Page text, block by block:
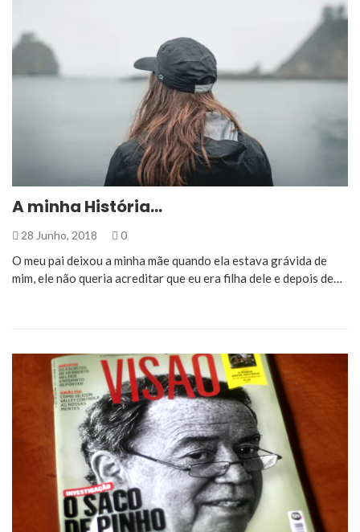
A minha História…
28 Junho, 2018 0
O meu pai deixou a minha mãe quando ela estava grávida de
mim, ele não queria acreditar que eu era filha dele e depois de…